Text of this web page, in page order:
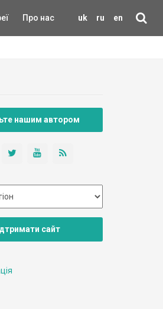
uk ru en
Про нас
нашим автором
сайт